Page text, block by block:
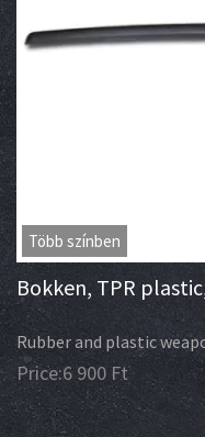
Több színben
Bokken, TPR
Rubber and plastic
Price:6 900 Ft